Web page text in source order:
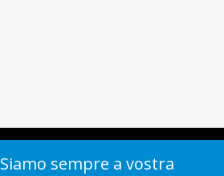
Siamo sempre a vostra